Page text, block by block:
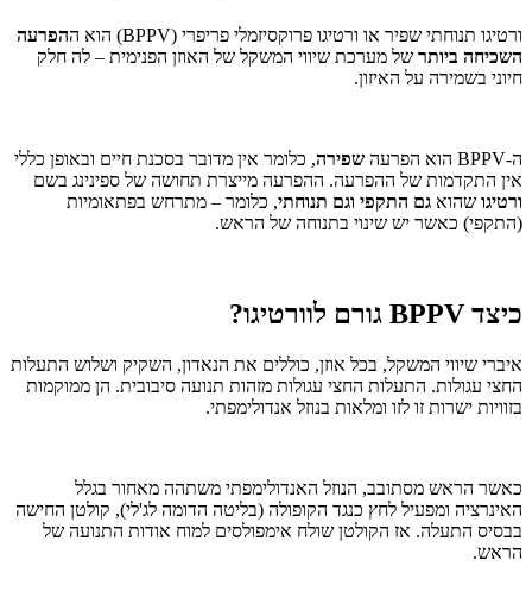
ורטיגו תנוחתי שפיר או ורטיגו פרוקסיזמלי פריפרי (BPPV) הוא ה
הפרעה
השכיחה ביותר של מערכת שיווי המשקל של האוזן הפנימית – לה חלק
חיוני בשמירה על האיזון.
ה-BPPV הוא הפרעה שפירה, כלומר אין מדובר בסכנת חיים ובאופן כללי
אין התקדמות של ההפרעה. ההפרעה מייצרת תחושה של ספינינג בשם
ורטיגו שהוא גם התקפי וגם תנוחתי, כלומר – מתרחש בפתאומיות
(התקפי) כאשר יש שינוי בתנוחה של הראש.
כיצד BPPV גורם לוורטיגו?
איברי שיווי המשקל, בכל אוזן, כוללים את הנאדון, השקיק ושלוש התעלות
החצי עגולות. התעלות החצי עגולות מזהות תנועה סיבובית. הן ממוקמות
בזוויות ישרות זו לזו ומלאות בנוזל אנדולימפתי.
כאשר הראש מסתובב, הנוזל האנדולימפתי משתהה מאחור בגלל
האינרציה ומפעיל לחץ כנגד הקופולה (בליטה הדומה לג'לי), קולטן החישה
בבסיס התעלה. אז הקולטן שולח אימפולסים למוח אודות התנועה של
הראש.